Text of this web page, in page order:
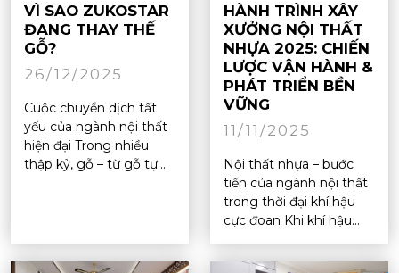
VÌ SAO ZUKOSTAR
ĐANG THAY THẾ
GỖ?
26/12/2025
Cuộc chuyển dịch tất
yếu của ngành nội thất
hiện đại Trong nhiều
thập kỷ, gỗ – từ gỗ tự...
HÀNH TRÌNH XÂY
XƯỞNG NỘI THẤT
NHỰA 2025: CHIẾN
LƯỢC VẬN HÀNH &
PHÁT TRIỂN BỀN
VỮNG
11/11/2025
Nội thất nhựa – bước
tiến của ngành nội thất
trong thời đại khí hậu
cực đoan Khi khí hậu...